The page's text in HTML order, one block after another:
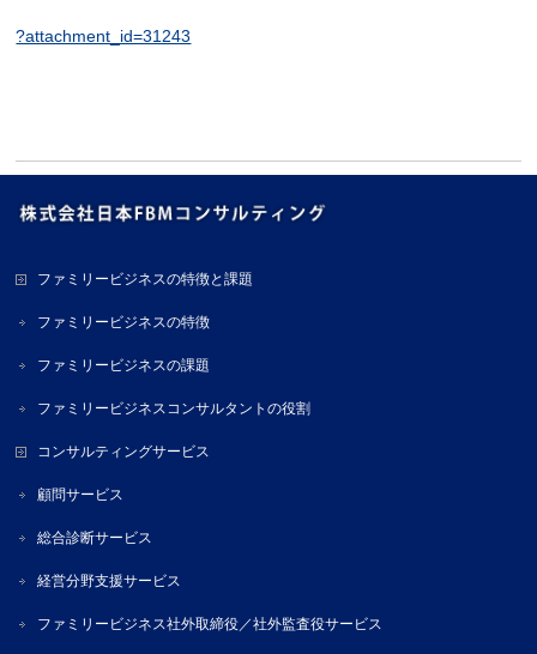
?attachment_id=31243
ファミリービジネスの特徴と課題
ファミリービジネスの特徴
ファミリービジネスの課題
ファミリービジネスコンサルタントの役割
コンサルティングサービス
顧問サービス
総合診断サービス
経営分野支援サービス
ファミリービジネス社外取締役／社外監査役サービス